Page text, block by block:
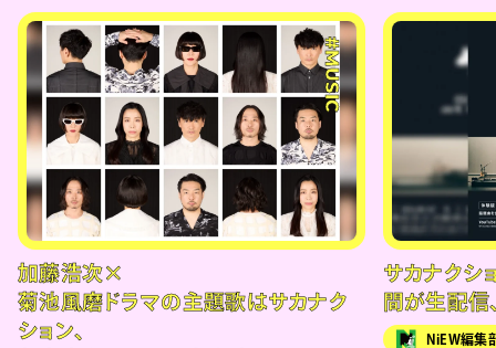
#MUSIC
加藤浩次×
菊池風磨ドラマの主題歌はサカナク
ション、
サカナクシ
間が生配信
NiEW編集